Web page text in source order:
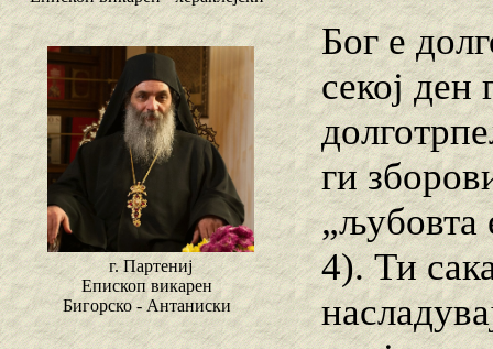
г. Партениј
Епископ викарен
Бигорско - Антаниски
Бог е
секој
ги
„љубовта
4). Ти